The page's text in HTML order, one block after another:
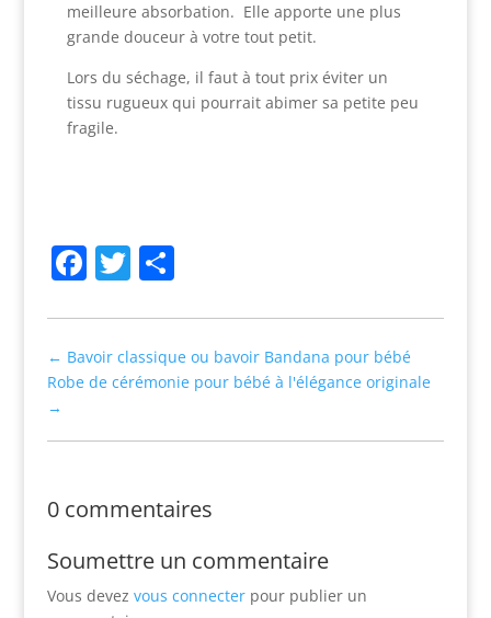
meilleure absorbation. Elle apporte une plus
grande douceur à votre tout petit.
Lors du séchage, il faut à tout prix éviter un
tissu rugueux qui pourrait abimer sa petite peu
fragile.
Facebook
TwitterPartager
← Bavoir classique ou bavoir Bandana pour bébé
Robe de cérémonie pour bébé à l'élégance originale
→
0 commentaires
Soumettre un commentaire
Vous devez vous connecterpour publier un